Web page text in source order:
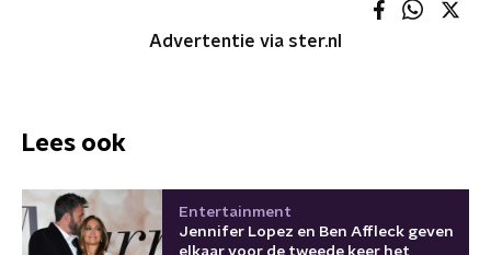
Advertentie via ster.nl
Lees ook
Entertainment
Jennifer Lopez en Ben Affleck geven
elkaar voor de tweede keer het